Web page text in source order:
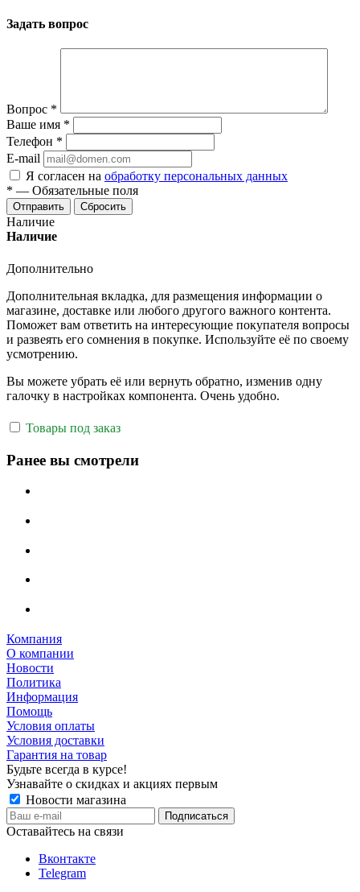
Задать вопрос
Вопрос *
Ваше имя *
Телефон *
E-mail
Я согласен на обработку персональных данных
* — Обязательные поля
Отправить Сбросить
Наличие
Наличие
Дополнительно
Дополнительная вкладка, для размещения информации о
магазине, доставке или любого другого важного контента.
Поможет вам ответить на интересующие покупателя вопросы
и развеять его сомнения в покупке. Используйте её по своему
усмотрению.
Вы можете убрать её или вернуть обратно, изменив одну
галочку в настройках компонента. Очень удобно.
Товары под заказ
Ранее вы смотрели
Компания
О компании
Новости
Политика
Информация
Помощь
Условия оплаты
Условия доставки
Гарантия на товар
Будьте всегда в курсе!
Узнавайте о скидках и акциях первым
Новости магазина
Оставайтесь на связи
Вконтакте
Telegram